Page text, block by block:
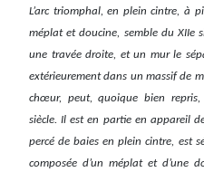
L’arc triomphal, en plein cintre, à
méplat et doucine, semble du XIIe
une travée droite, et un mur le
extérieurement dans un massif de
chœur, peut, quoique bien repris,
siècle. Il est en partie en appareil
percé de baies en plein cintre, est
composée d’un méplat et d’une